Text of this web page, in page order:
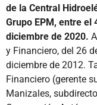
de la Central
Grupo EPM, entre el
diciembre de 2020.
y Financiero, del 26
diciembre de 2012.
Financiero (gerente
Manizales,